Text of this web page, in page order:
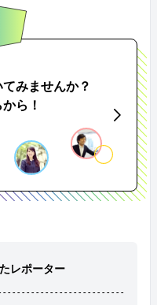
みませんか？
ら！
レポーター